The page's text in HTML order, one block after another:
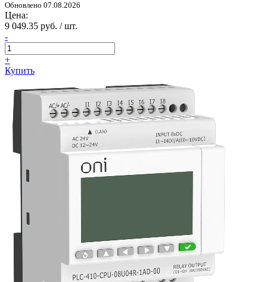
Обновлено 07.08.2026
Цена:
9 049.35 руб. / шт.
-
+
Купить